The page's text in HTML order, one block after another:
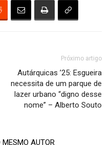
Próximo artigo
Autárquicas ’25: Esgueira
necessita de um parque de
lazer urbano “digno desse
nome” – Alberto Souto
MESMO AUTOR